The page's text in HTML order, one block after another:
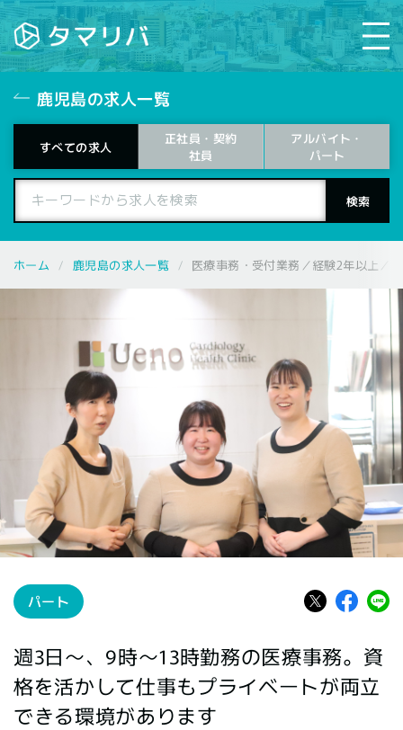
鹿児島の求人一覧
すべての求人 正社員・契約
社員
アルバイト・
パート
ホーム 鹿児島の求人一覧 医療事務・受付業務／経験2年以上／
パート
週3日～、9時〜13時勤務の医療事務。資
格を活かして仕事もプライベートが両立
できる環境があります